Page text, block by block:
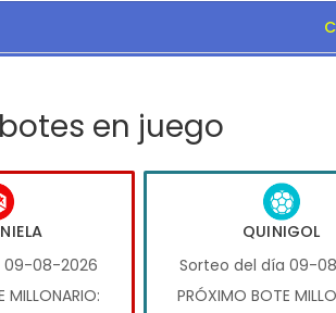
en juego
09-08-2026
MILLONARIO:
QUINIGOL
Sorteo del día 09-
PRÓXIMO BOTE